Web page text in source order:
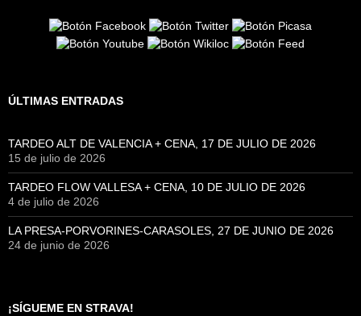
ÚLTIMAS ENTRADAS
TARDEO ALT DE VALENCIA + CENA, 17 DE JULIO DE 2026
15 de julio de 2026
TARDEO FLOW VALLESA + CENA, 10 DE JULIO DE 2026
4 de julio de 2026
LA PRESA-PORVORINES-CARASOLES, 27 DE JUNIO DE 2026
24 de junio de 2026
¡SÍGUEME EN STRAVA!